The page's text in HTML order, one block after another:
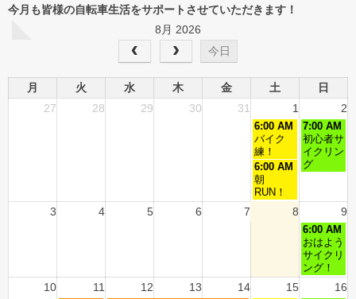
今月も皆様の自転車生活をサポートさせていただきます！
8月 2026
今日
月 火 水 木 金 土
日
27
28 29 30 31 1 2
6:00 AM
バイク
練！
7:00 AM
初心者サ
イクリン
グ
6:00 AM
朝
RUN！
3 4 5 6 7 8 9
6:00 AM
おはよう
サイクリ
ング！
10 11 12 13 14 15 16